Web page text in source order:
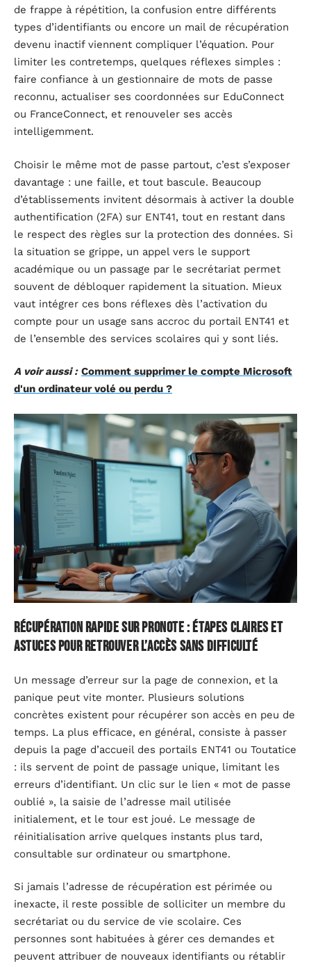
de frappe à répétition, la confusion entre différents
types d’identifiants ou encore un mail de récupération
devenu inactif viennent compliquer l’équation. Pour
limiter les contretemps, quelques réflexes simples :
faire confiance à un gestionnaire de mots de passe
reconnu, actualiser ses coordonnées sur EduConnect
ou FranceConnect, et renouveler ses accès
intelligemment.
Choisir le même mot de passe partout, c’est s’exposer
davantage : une faille, et tout bascule. Beaucoup
d’établissements invitent désormais à activer la double
authentification (2FA) sur ENT41, tout en restant dans
le respect des règles sur la protection des données. Si
la situation se grippe, un appel vers le support
académique ou un passage par le secrétariat permet
souvent de débloquer rapidement la situation. Mieux
vaut intégrer ces bons réflexes dès l’activation du
compte pour un usage sans accroc du portail ENT41 et
de l’ensemble des services scolaires qui y sont liés.
A voir aussi : Comment supprimer le compte Microsoft
d'un ordinateur volé ou perdu ?
Récupération rapide sur Pronote : étapes claires et
astuces pour retrouver l’accès sans difficulté
Un message d’erreur sur la page de connexion, et la
panique peut vite monter. Plusieurs solutions
concrètes existent pour récupérer son accès en peu de
temps. La plus efficace, en général, consiste à passer
depuis la page d’accueil des portails ENT41 ou Toutatice
: ils servent de point de passage unique, limitant les
erreurs d’identifiant. Un clic sur le lien « mot de passe
oublié », la saisie de l’adresse mail utilisée
initialement, et le tour est joué. Le message de
réinitialisation arrive quelques instants plus tard,
consultable sur ordinateur ou smartphone.
Si jamais l’adresse de récupération est périmée ou
inexacte, il reste possible de solliciter un membre du
secrétariat ou du service de vie scolaire. Ces
personnes sont habituées à gérer ces demandes et
peuvent attribuer de nouveaux identifiants ou rétablir